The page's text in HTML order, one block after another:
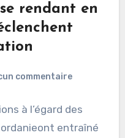
rendant en
commentaire
à l’égard des
entraîné